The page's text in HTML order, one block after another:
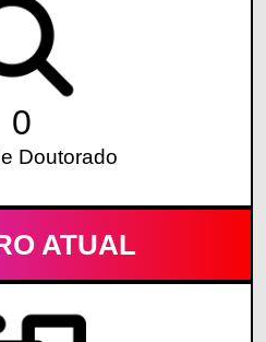
0
Doutorado
ATUAL